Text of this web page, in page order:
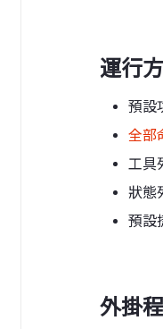
運行
預設
全部
工具
狀態
預設
外掛